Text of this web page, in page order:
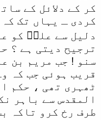
کر کے دلائل کے
کردی ـ یہاں تک
دلیل سے علیؓ کو
ترجیح دیتی ہے ؟
سنو ! جب مریم بن
قریب ہوئی جب کہ
ٹھہری تھی ، حکم
المقدس سے باہر
طرف رخ کرو تاکہ